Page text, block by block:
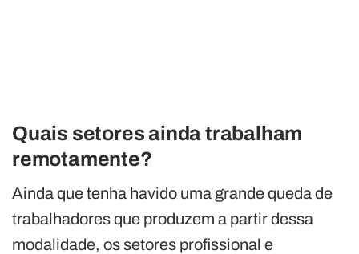
Quais setores ainda trabalham
remotamente?
Ainda que tenha havido uma grande queda de
trabalhadores que produzem a partir dessa
modalidade, os setores profissional e